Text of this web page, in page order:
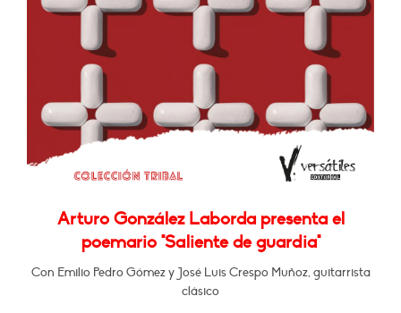
Arturo González Laborda presenta el
poemario "Saliente de guardia"
Con Emilio Pedro Gómez y José Luis Crespo Muñoz, guitarrista
clásico